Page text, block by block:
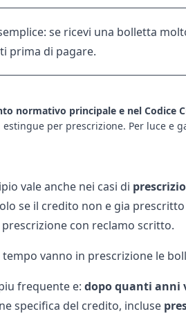
se ricevi una bolletta
prima di pagare.
normativo principale e nel Codice
per prescrizione. Per luce e
vale anche nei casi di
se il credito non e gia
prescrizione con reclamo scritto.
vanno in prescrizione le
frequente e: dopo quanti anni
specifica del credito, incluse